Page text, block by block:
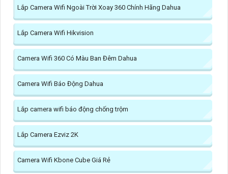
Lắp Camera Wifi Ngoài Trời Xoay 360 Chính Hãng Dahua
Lắp Camera Wifi Hikvision
Camera Wifi 360 Có Màu Ban Đêm Dahua
Camera Wifi Báo Động Dahua
Lắp camera wifi báo động chống trộm
Lắp Camera Ezviz 2K
Camera Wifi Kbone Cube Giá Rẻ